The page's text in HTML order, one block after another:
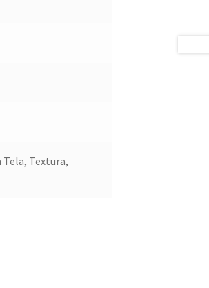
Textura,